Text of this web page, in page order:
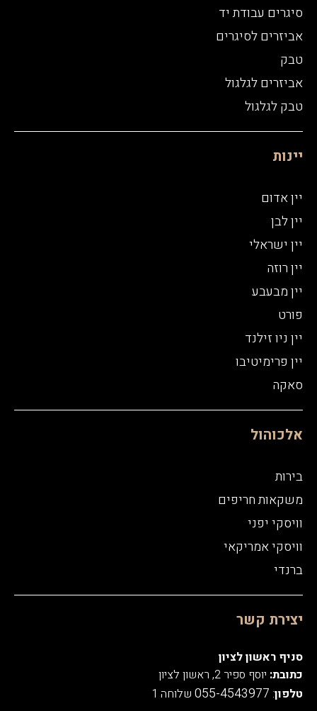
סיגרים עבודת יד
אביזרים לסיגרים
טבק
אביזרים לגלגול
טבק לגלגול
יינות
יין אדום
יין לבן
יין ישראלי
יין רוזה
יין מבעבע
פורט
יין ניו זילנד
יין פרימיטיבו
סאקה
אלכוהול
בירות
משקאות חריפים
וויסקי יפני
וויסקי אמריקאי
ברנדי
יצירת קשר
סניף ראשון לציון
כתובת: יוסף ספיר 2, ראשון לציון
טלפון:
055-4543977 שלוחה 1